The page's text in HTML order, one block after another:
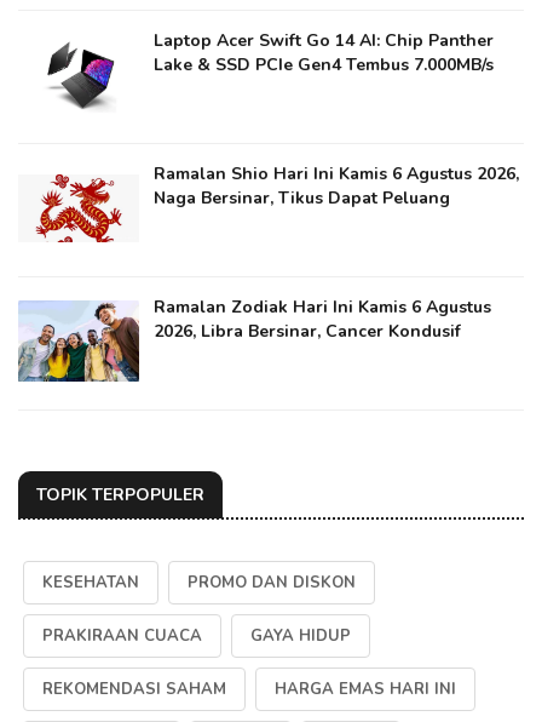
Laptop Acer Swift Go 14 AI: Chip Panther
Lake & SSD PCIe Gen4 Tembus 7.000MB/s
Ramalan Shio Hari Ini Kamis 6 Agustus 2026,
Naga Bersinar, Tikus Dapat Peluang
Ramalan Zodiak Hari Ini Kamis 6 Agustus
2026, Libra Bersinar, Cancer Kondusif
TOPIK TERPOPULER
KESEHATAN PROMO DAN DISKON
PRAKIRAAN CUACA GAYA HIDUP
REKOMENDASI SAHAM HARGA EMAS HARI INI